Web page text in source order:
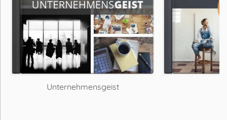
Unternehmensgeist